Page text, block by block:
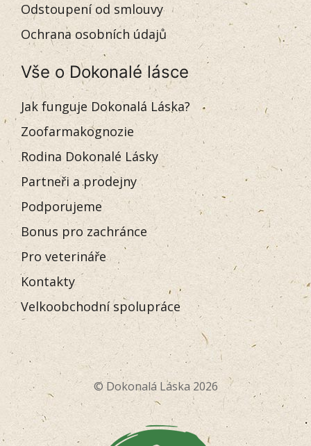
Odstoupení od smlouvy
Ochrana osobních údajů
Vše o Dokonalé lásce
Jak funguje Dokonalá Láska?
Zoofarmakognozie
Rodina Dokonalé Lásky
Partneři a prodejny
Podporujeme
Bonus pro zachránce
Pro veterináře
Kontakty
Velkoobchodní spolupráce
© Dokonalá Láska 2026